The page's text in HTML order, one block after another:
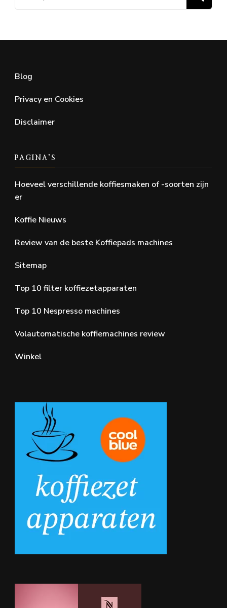
naar:
Blog
Privacy en Cookies
Disclaimer
PAGINA’S
Hoeveel verschillende koffiesmaken of -soorten zijn
er
Koffie Nieuws
Review van de beste Koffiepads machines
Sitemap
Top 10 filter koffiezetapparaten
Top 10 Nespresso machines
Volautomatische koffiemachines review
Winkel